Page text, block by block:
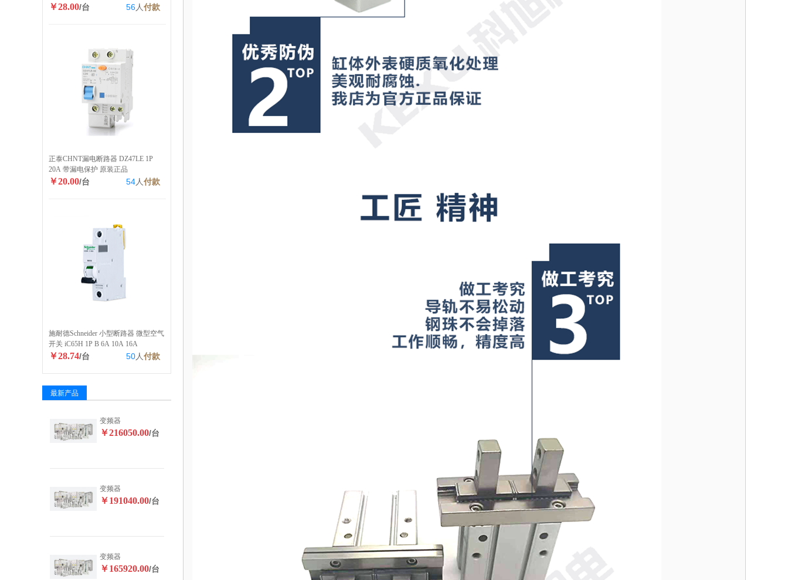
￥28.00/台 56人付款
正泰CHNT漏电断路器 DZ47LE 1P
20A 带漏电保护 原装正品
￥20.00/台 54人付款
施耐德Schneider 小型断路器 微型空气
开关 iC65H 1P B 6A 10A 16A
￥28.74/台 50人付款
最新产品
变频器
￥216050.00/台
变频器
￥191040.00/台
变频器
￥165920.00/台